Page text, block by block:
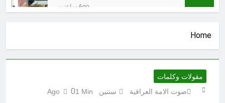
ساعتين Ago
كتابات رد عن لماذا أخذ الحسين معه
النساء والأطفال الى كربلاء؟ (ح 5)
احياء ليلة الجمعة (نعمة بالكسر والفتح،
Home
مقولات وكلمات
صوت الامة العراقية
سنتين Ago 01 Min